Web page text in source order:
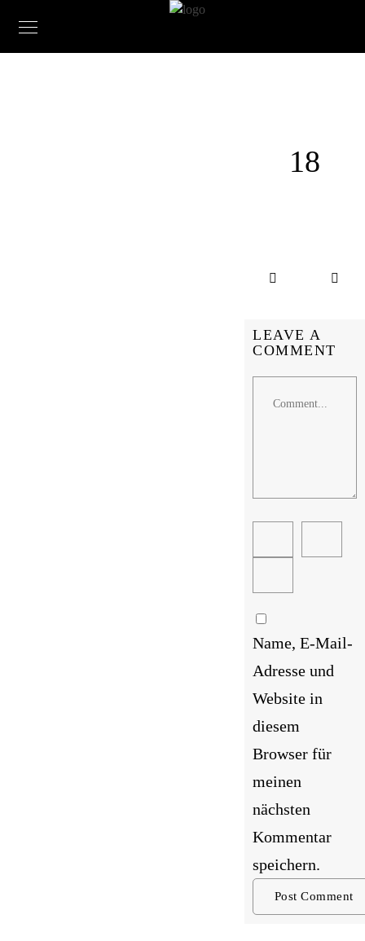
18
LEAVE A
COMMENT
Name, E-Mail-
Adresse und
Website in
diesem
Browser für
meinen
nächsten
Kommentar
speichern.